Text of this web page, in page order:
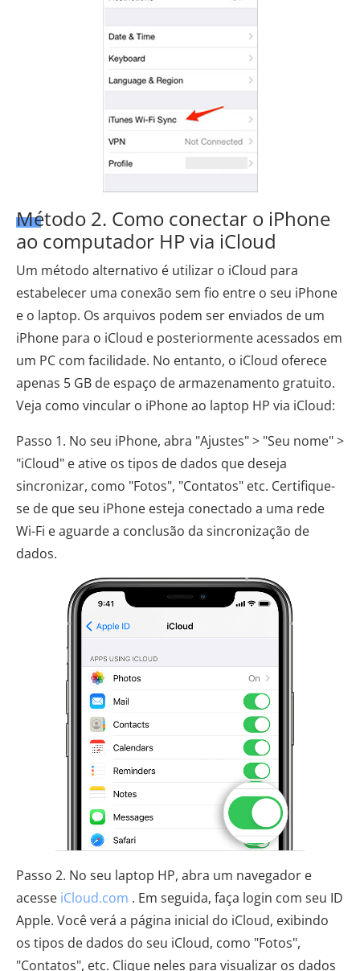
Método 2. Como conectar o iPhone
ao computador HP via iCloud
Um método alternativo é utilizar o iCloud para
estabelecer uma conexão sem fio entre o seu iPhone
e o laptop. Os arquivos podem ser enviados de um
iPhone para o iCloud e posteriormente acessados em
um PC com facilidade. No entanto, o iCloud oferece
apenas 5 GB de espaço de armazenamento gratuito.
Veja como vincular o iPhone ao laptop HP via iCloud:
Passo 1. No seu iPhone, abra "Ajustes" > "Seu nome" >
"iCloud" e ative os tipos de dados que deseja
sincronizar, como "Fotos", "Contatos" etc. Certifique-
se de que seu iPhone esteja conectado a uma rede
Wi-Fi e aguarde a conclusão da sincronização de
dados.
Passo 2. No seu laptop HP, abra um navegador e
acesse iCloud.com . Em seguida, faça login com seu ID
Apple. Você verá a página inicial do iCloud, exibindo
os tipos de dados do seu iCloud, como "Fotos",
"Contatos", etc. Clique neles para visualizar os dados